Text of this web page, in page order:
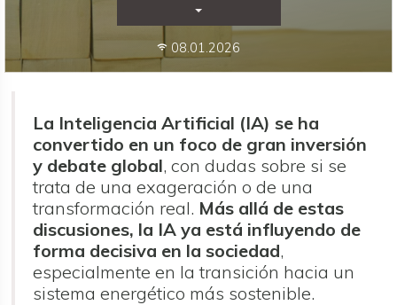
Desplegar Categorías
wifi 08.01.2026
La Inteligencia Artificial (IA) se ha
convertido en un foco de gran inversión
y debate global, con dudas sobre si se
trata de una exageración o de una
transformación real. Más allá de estas
discusiones, la IA ya está influyendo de
forma decisiva en la sociedad,
especialmente en la transición hacia un
sistema energético más sostenible.